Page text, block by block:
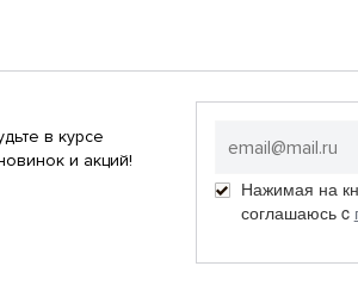
в курсе
и акций!
Нажимая на
соглашаюсь c